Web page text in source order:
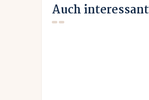
Auch interessant